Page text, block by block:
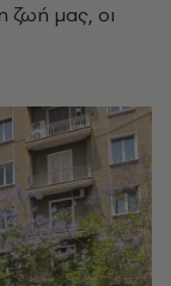
ζωή μας, οι